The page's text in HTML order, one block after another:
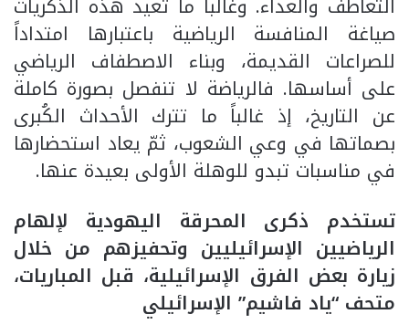
صياغة المنافسة الرياضية باعتبارها امتداداً
للصراعات القديمة، وبناء الاصطفاف الرياضي
على أساسها. فالرياضة لا تنفصل بصورة كاملة
عن التاريخ، إذ غالباً ما تترك الأحداث الكُبرى
بصماتها في وعي الشعوب، ثمّ يعاد استحضارها
في مناسبات تبدو للوهلة الأولى بعيدة عنها.
تستخدم ذكرى المحرقة اليهودية لإلهام
الرياضيين الإسرائيليين وتحفيزهم من خلال
زيارة بعض الفرق الإسرائيلية، قبل المباريات،
متحف “ياد فاشيم” الإسرائيلي